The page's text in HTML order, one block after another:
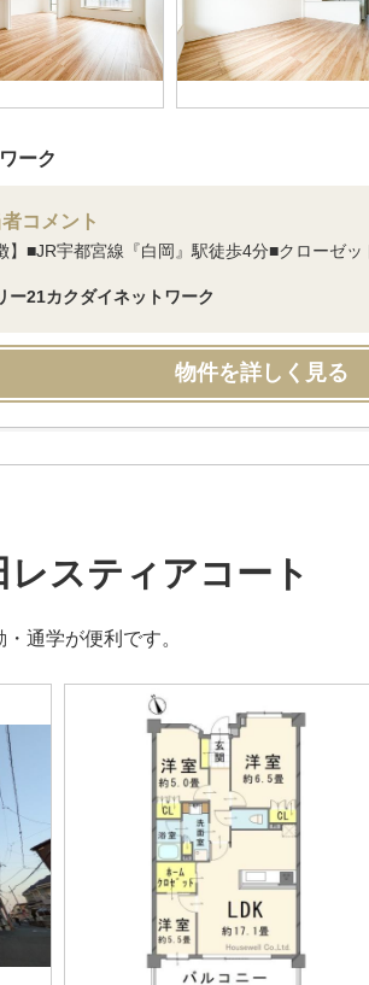
ーク
コメント
】■JR宇都宮線『白岡』駅徒歩4分■クローゼ
ー21カクダイネットワーク
物件を詳しく見る
スティアコート
通学が便利です。